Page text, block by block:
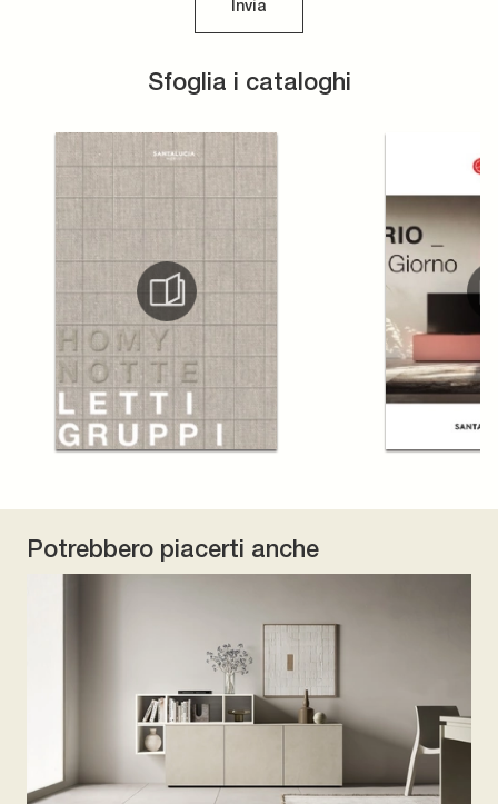
Sfoglia i cataloghi
Invia
Potrebbero piacerti anche